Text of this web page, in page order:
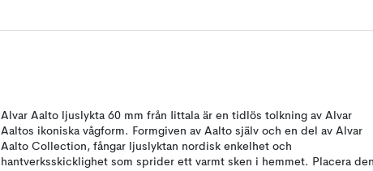
Alvar Aalto ljuslykta 60 mm från Iittala är en tidlös tolkning av Alvar
Aaltos ikoniska vågform. Formgiven av Aalto själv och en del av Alvar
Aalto Collection, fångar ljuslyktan nordisk enkelhet och
hantverksskicklighet som sprider ett varmt sken i hemmet. Placera